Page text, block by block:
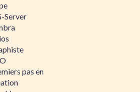
Server
pas en